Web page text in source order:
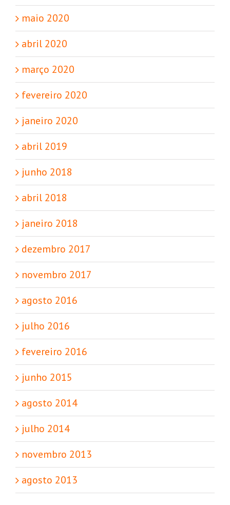
maio 2020
abril 2020
março 2020
fevereiro 2020
janeiro 2020
abril 2019
junho 2018
abril 2018
janeiro 2018
dezembro 2017
novembro 2017
agosto 2016
julho 2016
fevereiro 2016
junho 2015
agosto 2014
julho 2014
novembro 2013
agosto 2013